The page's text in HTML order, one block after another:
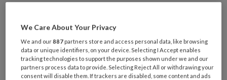
een bijzondere bso-locatie. De kinderen spelen hier
iedere dag in een ouderwetse villa. De rode
dakpannen glimmen in de zon en sierlijke houten
ornamenten omringen de gevel. De kleine
We Care About Your Privacy
We and our887 partners store and access personal data, like browsing
data or unique identifiers, on your device. Selecting I Accept enables
tracking technologies to support the purposes shown under we and our
partners process data to provide. Selecting Reject All or withdrawing your
consent will disable them. If trackers are disabled, some content and ads